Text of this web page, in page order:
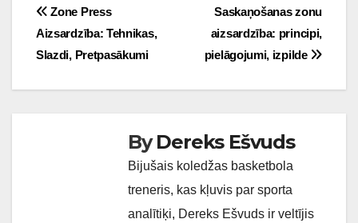
Post
navigation
Saskaņošanas zonu
aizsardzība: principi,
pielāgojumi, izpilde
Zone Press
Aizsardzība: Tehnikas,
Slazdi, Pretpasākumi
ByDereks Ešvuds
Bijušais koledžas basketbola
treneris, kas kļuvis par sporta
analītiķi, Dereks Ešvuds ir veltījis